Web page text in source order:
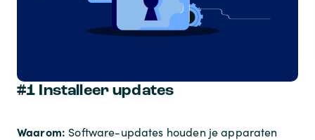
#1 Installeer updates
Waarom: Software-updates houden je apparaten